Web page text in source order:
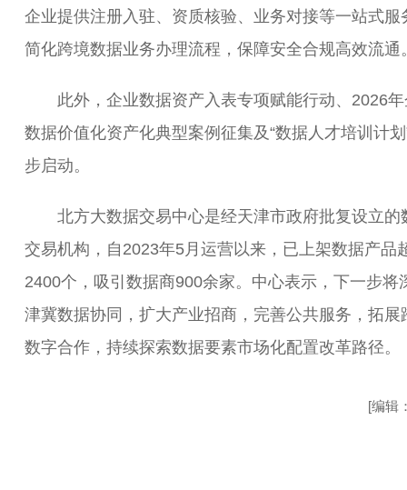
企业提供注册入驻、资质核验、业务对接等一站式服
简化跨境数据业务办理流程，保障安全合规高效流通
此外，企业数据资产入表专项赋能行动、2026年
数据价值化资产化典型案例征集及“数据人才培训计划
步启动。
北方大数据交易中心是经天津市政府批复设立的
交易机构，自2023年5月运营以来，已上架数据产品
2400个，吸引数据商900余家。中心表示，下一步将
津冀数据协同，扩大产业招商，完善公共服务，拓展
数字合作，持续探索数据要素市场化配置改革路径。
[编辑